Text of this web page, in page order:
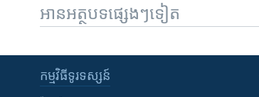
អានអត្ថបទផ្សេងៗទៀត
កម្មវិធី​ទូរទស្សន៍